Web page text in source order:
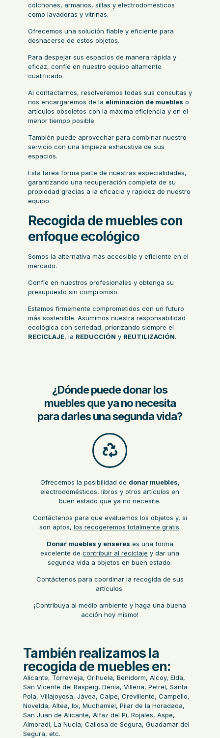
colchones, armarios, sillas y electrodomésticos
como lavadoras y vitrinas.
Ofrecemos una solución fiable y eficiente para
deshacerse de estos objetos.
Para despejar sus espacios de manera rápida y
eficaz, confíe en nuestro equipo altamente
cualificado.
Al contactarnos, resolveremos todas sus consultas y
nos encargaremos de la eliminación de muebles o
artículos obsoletos con la máxima eficiencia y en el
menor tiempo posible.
También puede aprovechar para combinar nuestro
servicio con una limpieza exhaustiva de sus
espacios.
Esta tarea forma parte de nuestras especialidades,
garantizando una recuperación completa de su
propiedad gracias a la eficacia y rapidez de nuestro
equipo.
Recogida de muebles con
enfoque ecológico
Somos la alternativa más accesible y eficiente en el
mercado.
Confíe en nuestros profesionales y obtenga su
presupuesto sin compromiso.
Estamos firmemente comprometidos con un futuro
más sostenible. Asumimos nuestra responsabilidad
ecológica con seriedad, priorizando siempre el
RECICLAJE, la REDUCCIÓN y REUTILIZACIÓN.
¿Dónde puede donar los
muebles que ya no necesita
para darles una segunda vida?
Ofrecemos la posibilidad de donar muebles,
electrodomésticos, libros y otros artículos en
buen estado que ya no necesite.
Contáctenos para que evaluemos los objetos y, si
son aptos, los recogeremos totalmente gratis.
Donar muebles y enseres es una forma
excelente decontribuir al reciclaje y dar una
segunda vida a objetos en buen estado.
Contáctenos para coordinar la recogida de sus
artículos.
¡Contribuya al medio ambiente y haga una buena
acción hoy mismo!
También realizamos la
recogida de muebles en:
Alicante, Torrevieja, Orihuela, Benidorm, Alcoy, Elda,
San Vicente del Raspeig, Denia, Villena, Petrel, Santa
Pola, Villajoyosa, Jávea, Calpe, Crevillente, Campello,
Novelda, Altea, Ibi, Muchamiel, Pilar de la Horadada,
San Juan de Alicante, Alfaz del Pi, Rojales, Aspe,
Almoradí, La Nucía, Callosa de Segura, Guadamar del
Segura, etc.